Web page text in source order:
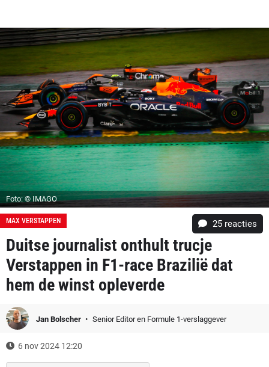
Foto: © IMAGO
MAX VERSTAPPEN 25 reacties
Duitse journalist onthult trucje
Verstappen in F1-race Brazilië dat
hem de winst opleverde
Jan Bolscher Senior Editor en Formule 1-verslaggever
6 nov 2024 12:20